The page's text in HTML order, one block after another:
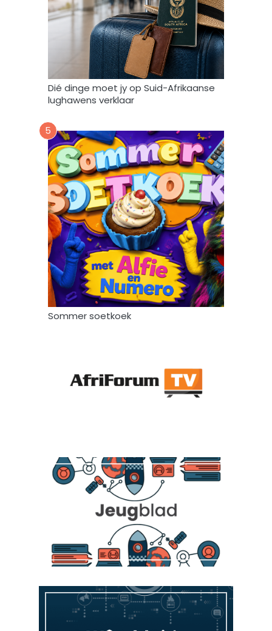
e
k
*
Dié dinge moet jy op Suid-Afrikaanse
lughawens verklaar
5
Sommer soetkoek